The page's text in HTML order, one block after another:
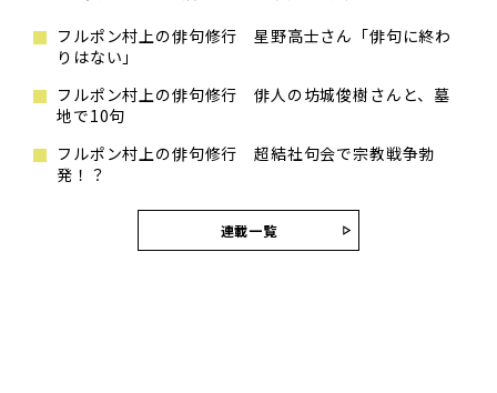
フルポン村上の俳句修行 星野高士さん「俳句に終わ
りはない」
フルポン村上の俳句修行 俳人の坊城俊樹さんと、墓
地で10句
フルポン村上の俳句修行 超結社句会で宗教戦争勃
発！？
連載一覧